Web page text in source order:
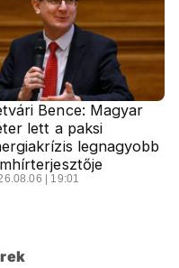
Bence: Magyar
lett a paksi
legnagyobb
| 19:01